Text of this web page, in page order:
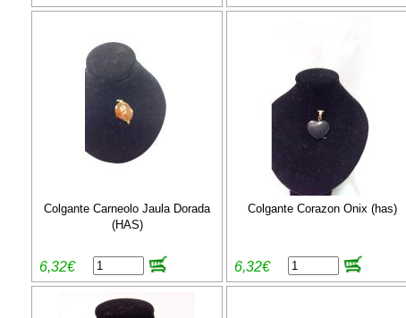
Colgante Carneolo Jaula Dorada
(HAS)
6,32€
Colgante Corazon Onix (has)
6,32€